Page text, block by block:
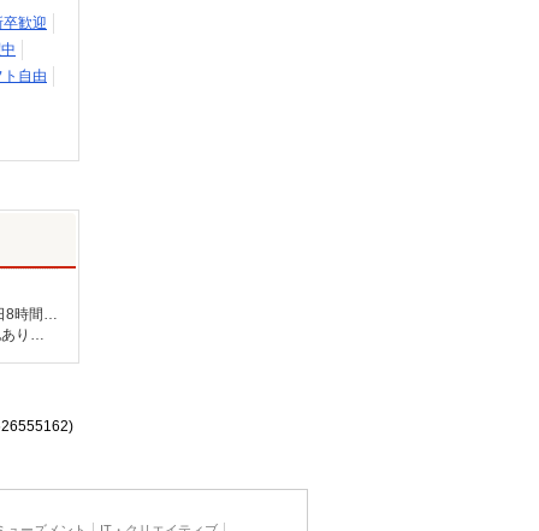
歓迎
自由
未経験：時給1400〜1600円（資格・経験による） 経験者：時給1600〜1800円（資格・経験による） ◎月収例 時給1800円×1日8時間×22日（週5日）＝31万6800円 ◆昇給あり ◆支払い方法 ※日払い/週払い/月払い対応も可能です。詳しくは面談時にご相談ください。 ◆交通費：別途全額支給 ※当社規定あり
石川県加賀市 【最寄駅】 ◆各線「加賀温泉駅」 ◆各線「大聖寺駅」 ◆IRいしかわ鉄道「動橋駅」 ★その他、近隣に多数勤務地あります！